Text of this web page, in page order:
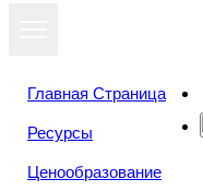
Главная Страница
Ресурсы
Ценообразование